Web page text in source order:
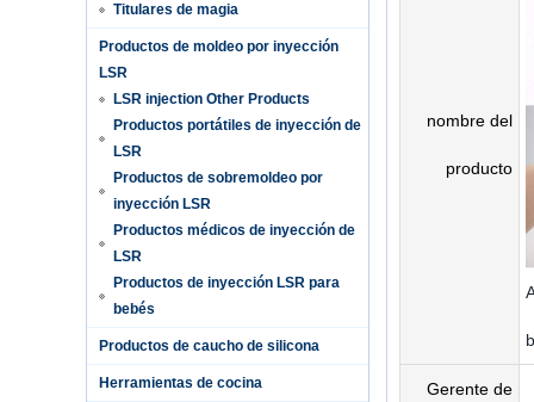
Titulares de magia
Productos de moldeo por inyección
LSR
LSR injection Other Products
Productos portátiles de inyección de
LSR
Productos de sobremoldeo por
inyección LSR
Productos médicos de inyección de
LSR
Productos de inyección LSR para
bebés
Productos de caucho de silicona
Herramientas de cocina
Hot selling products
Hot selling products :portable mini
nombre del
producto
Gerente de